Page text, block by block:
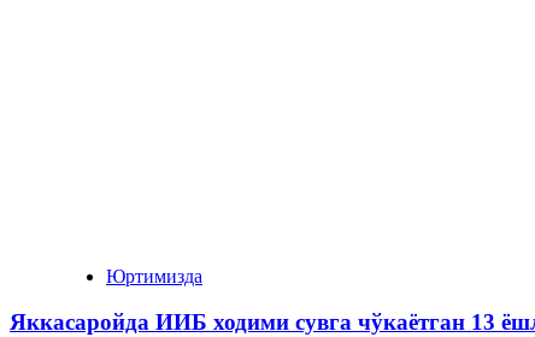
Юртимизда
Яккасаройда ИИБ ходими сувга чўкаётган 13